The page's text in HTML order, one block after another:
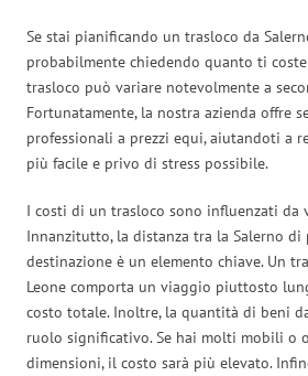
Se stai pianificando un trasloco da
probabilmente chiedendo quanto ti
trasloco può variare notevolmente a
Fortunatamente, la nostra azienda offre
professionali a prezzi equi, aiutandoti a
più facile e privo di stress possibile.
I costi di un trasloco sono influenzati da
Innanzitutto, la distanza tra la Salerno di
destinazione è un elemento chiave. Un
Leone comporta un viaggio piuttosto
costo totale. Inoltre, la quantità di beni
ruolo significativo. Se hai molti mobili o
dimensioni, il costo sarà più elevato.